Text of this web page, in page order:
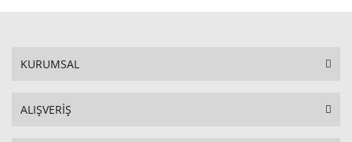
KURUMSAL
ALIŞVERİŞ